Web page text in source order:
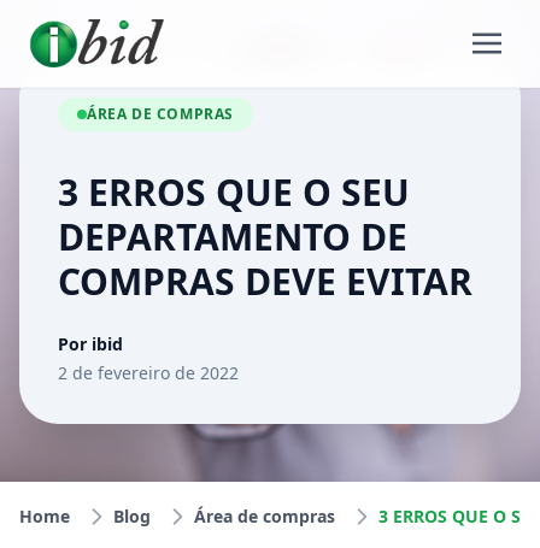
ÁREA DE COMPRAS
3 ERROS QUE O SEU
DEPARTAMENTO DE
COMPRAS DEVE EVITAR
Por ibid
2 de fevereiro de 2022
Home Blog Área de compras